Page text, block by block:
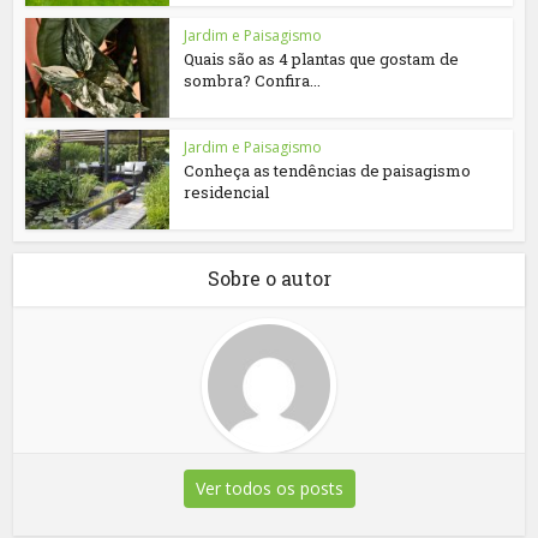
Jardim e Paisagismo
Quais são as 4 plantas que gostam de
sombra? Confira...
Jardim e Paisagismo
Conheça as tendências de paisagismo
residencial
Sobre o autor
Ver todos os posts